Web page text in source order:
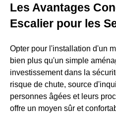
Les Avantages
Escalier pour les
Opter pour l'installation d'un
bien plus qu'un simple
investissement dans la
risque de chute, source
personnes âgées et leurs
offre un moyen sûr et